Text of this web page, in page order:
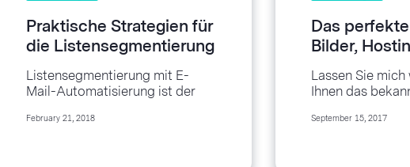
Praktische Strategien für
die Listensegmentierung
& Profi-Automatisierung
Listensegmentierung mit E-
Mail-Automatisierung ist der
relevante Inhalte an Ihre Kunden
February 21, 2018
Das
Bilder,
Benchmark
Kampagnen
Lassen Sie
Ihnen das
niedliche Sache,
September 15, 2017